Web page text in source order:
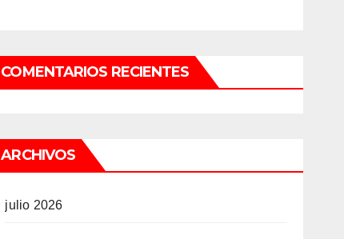
COMENTARIOS RECIENTES
ARCHIVOS
julio 2026